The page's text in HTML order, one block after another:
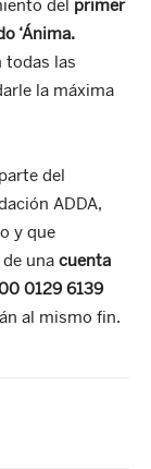
del primer
‘Ánima.
todas las
la máxima
del
ADDA,
y que
una cuenta
0129 6139
al mismo fin.